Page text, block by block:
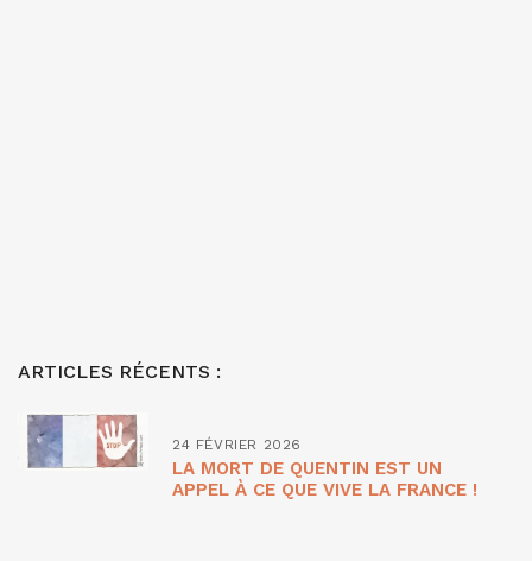
ARTICLES RÉCENTS :
24 FÉVRIER 2026
LA MORT DE QUENTIN EST UN
APPEL À CE QUE VIVE LA FRANCE !